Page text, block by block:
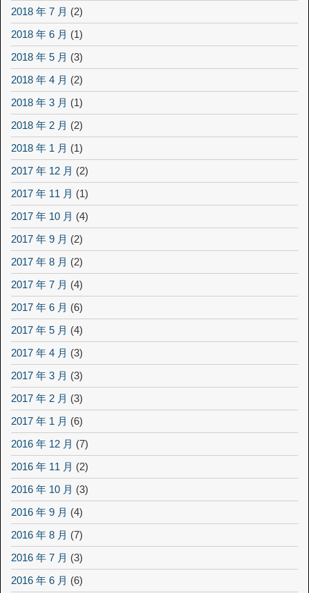
2018 年 7 月 (2)
2018 年 6 月 (1)
2018 年 5 月 (3)
2018 年 4 月 (2)
2018 年 3 月 (1)
2018 年 2 月 (2)
2018 年 1 月 (1)
2017 年 12 月 (2)
2017 年 11 月 (1)
2017 年 10 月 (4)
2017 年 9 月 (2)
2017 年 8 月 (2)
2017 年 7 月 (4)
2017 年 6 月 (6)
2017 年 5 月 (4)
2017 年 4 月 (3)
2017 年 3 月 (3)
2017 年 2 月 (3)
2017 年 1 月 (6)
2016 年 12 月 (7)
2016 年 11 月 (2)
2016 年 10 月 (3)
2016 年 9 月 (4)
2016 年 8 月 (7)
2016 年 7 月 (3)
2016 年 6 月 (6)